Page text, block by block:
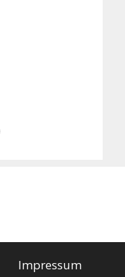
Impressum